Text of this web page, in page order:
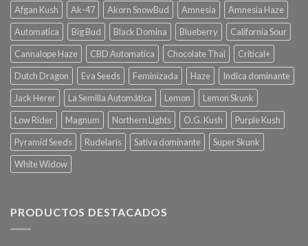
Afgan Kush Ak-47 Akorn SnowBud Amnesia
Amnesia Haze
Automatica
Big Bud Black Domina Blueberry
California Sour
Cannalope Haze
CBD Automatica Chocolate Thai
Critical+
Dutch Dragon
Eva Seeds Feminizada Haze
Indica dominante
Jack Herer
La Semilla Automática Lemon
Lemon Skunk
Low Rider
Magnum Northern Lights O.G. Kush
Purple Kush
Pyramid Seeds
Rudelaris Sativa dominante
Super Skunk
White Widow
PRODUCTOS DESTACADOS